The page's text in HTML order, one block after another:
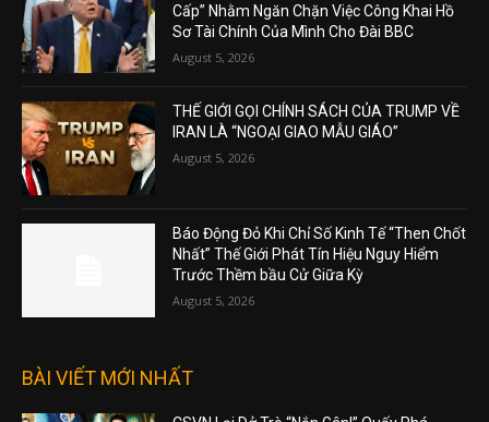
Cấp” Nhằm Ngăn Chặn Việc Công Khai Hồ
Sơ Tài Chính Của Mình Cho Đài BBC
August 5, 2026
THẾ GIỚI GỌI CHÍNH SÁCH CỦA TRUMP VỀ
IRAN LÀ “NGOẠI GIAO MẪU GIÁO”
August 5, 2026
Báo Động Đỏ Khi Chỉ Số Kinh Tế “Then Chốt
Nhất” Thế Giới Phát Tín Hiệu Nguy Hiểm
Trước Thềm bầu Cử Giữa Kỳ
August 5, 2026
BÀI VIẾT MỚI NHẤT